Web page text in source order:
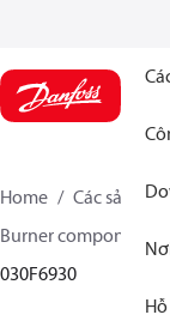
Home Các sản
Burner components
030F6930